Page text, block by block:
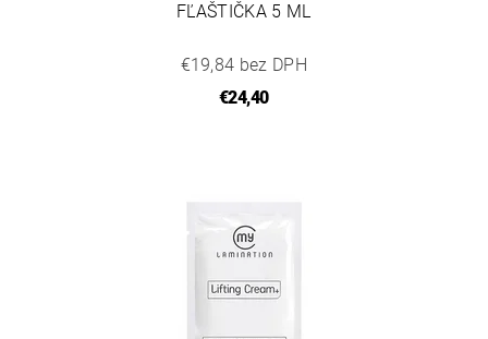
FĽAŠTIČKA 5 ML
€19,84 bez DPH
€24,40